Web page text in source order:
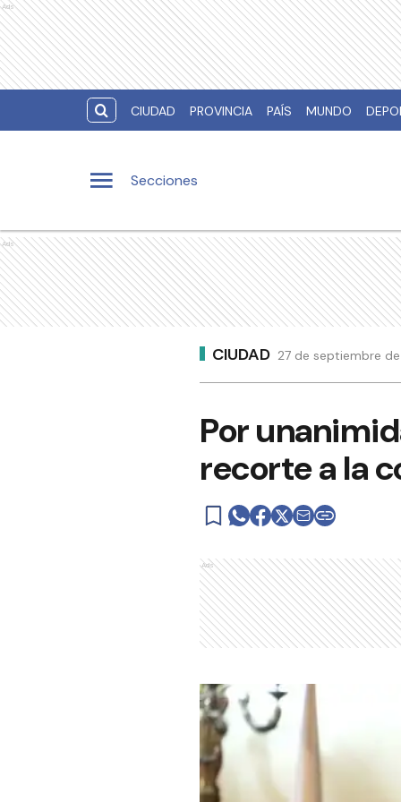
Ads
CIUDAD PROVINCIA PAÍS MUNDO
Secciones
Ads
CIUDAD 27 de septiembre
Por
recorte a la
Ads